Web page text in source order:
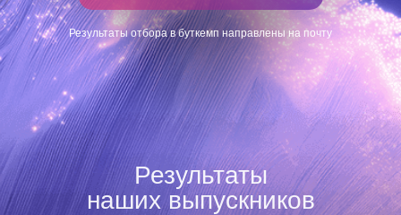
Результаты
наших выпускников
Результаты отбора в буткемп направлены на почту